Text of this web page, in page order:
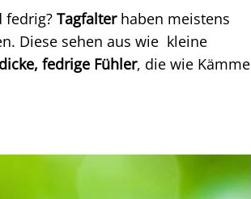
fedrig? Tagfalterhaben meistens
Diese sehen aus wie kleine
dicke, fedrige Fühler, die wie Kämme